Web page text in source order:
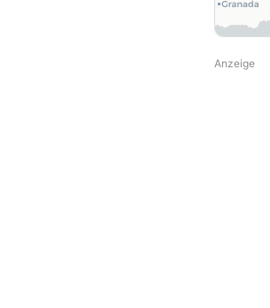
Anzeige